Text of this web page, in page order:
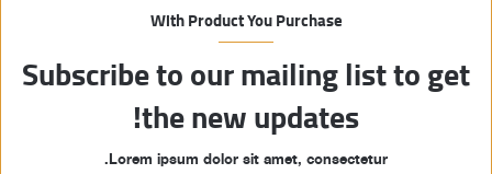
With Product You Purchase
Subscribe to our mailing list to get
the new updates!
Lorem ipsum dolor sit amet, consectetur.